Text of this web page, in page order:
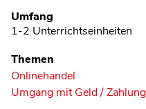
Umfang
1-2 Unterrichtseinheiten
Themen
Onlinehandel
Umgang mit Geld /